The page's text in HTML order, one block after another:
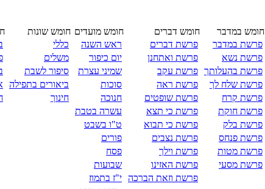
חומש במדבר
פרשת במדבר
פרשת נשא
פרשת בהעלותך
פרשת שלח לך
פרשת קרח
פרשת חוקת
פרשת בלק
פרשת פנחס
פרשת מטות
פרשת מסעי
חומש דברים
פרשת דברים
פרשת ואתחנן
פרשת עקב
פרשת ראה
פרשת שופטים
פרשת כי תצא
פרשת כי תבוא
פרשת נצבים
פרשת וילך
פרשת האזינו
פרשת וזאת הברכה
חומש מועדים
ראש השנה
יום כיפור
שמיני עצרת
סוכות
חנוכה
עשרה בטבת
ט"ו בשבט
פורים
פסח
שבועות
י"ז בתמוז
חומש שונות
כללי
משלים
סיפור לשבת
ביאורים בתפילה
חינוך